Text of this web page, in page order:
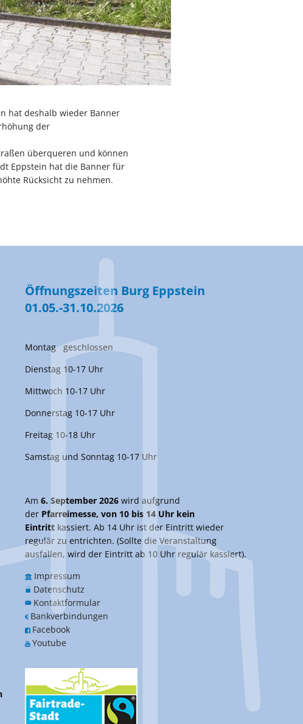
hat deshalb wieder Banner
der
überqueren und können
Eppstein hat die Banner für
Rücksicht zu nehmen.
Öffnungszeiten Burg Eppstein
01.05.-31.10.2026
Montag geschlossen
Dienstag 10-17 Uhr
Mittwoch 10-17 Uhr
Donnerstag 10-17 Uhr
Freitag 10-18 Uhr
Samstag und Sonntag 10-17 Uhr
Am 6. September 2026 wird aufgrund
der Pfarreimesse, von 10 bis 14 Uhr kein
Eintritt kassiert. Ab 14 Uhr ist der Eintritt wieder
regulär zu entrichten. (Sollte die Veranstaltung
ausfallen, wird der Eintritt ab 10 Uhr regulär kassiert).
Impressum
Datenschutz
Kontaktformular
Bankverbindungen
Facebook
Youtube